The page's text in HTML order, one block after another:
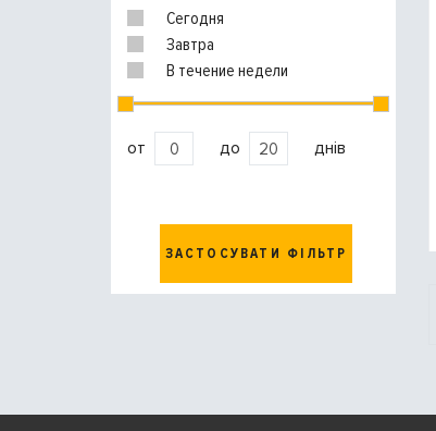
Сегодня
Завтра
В течение недели
от до днів
ЗАСТОСУВАТИ ФІЛЬТР